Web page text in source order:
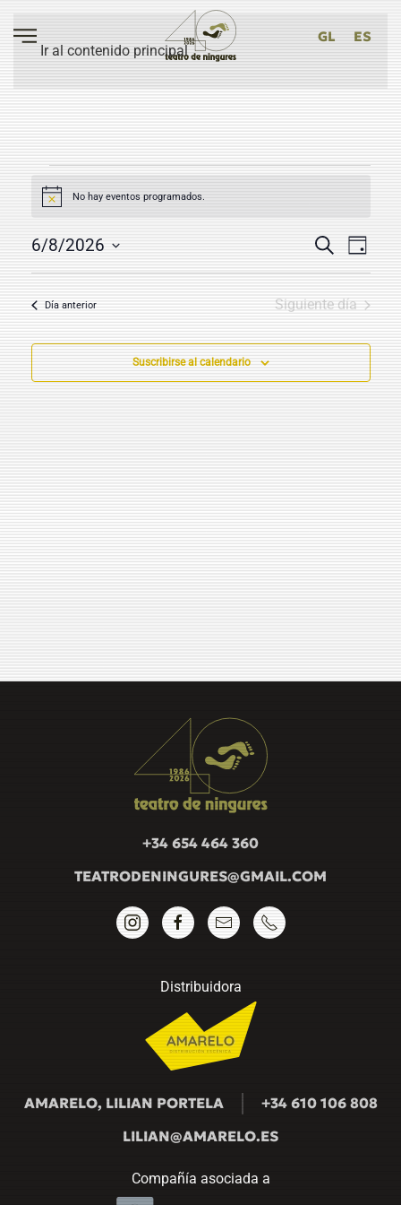
Ir al contenido principal
GL ES
EVENTOS
EN
6
AGOSTO
2026
Aviso No hay eventos programados.
DE
Y
VISTAS
Buscar
DE
DE
Día
6/8/2026
Selecciona
la
fecha.
Día anterior Siguiente día
Suscribirse al calendario
+34 654 464 360
TEATRODENINGURES@GMAIL.COM
Distribuidora
AMARELO, LILIAN PORTELA
+34 610 106 808
LILIAN@AMARELO.ES
Compañía asociada a